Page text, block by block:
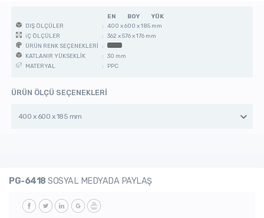
EN BOY
YÜK
DIŞ ÖLÇÜLER
: 400 x 600 x 185 mm
iÇ ÖLÇÜLER
: 362 x 576 x 176 mm
ÜRÜN RENK SEÇENEKLERİ :
KATLANIR YÜKSEKLİK
: 30 mm
MATERYAL
: PPC
ÜRÜN ÖLÇÜ SEÇENEKLERİ
400 x 600 x 185 mm
PG-6418 SOSYAL MEDYADA PAYLAŞ